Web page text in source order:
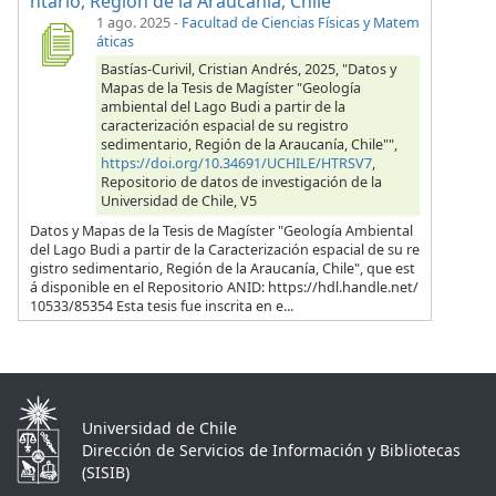
1 ago. 2025- Facultad de Ciencias Físicas y Matem
áticas
Bastías-Curivil, Cristian Andrés, 2025, "Datos y
Mapas de la Tesis de Magíster "Geología
ambiental del Lago Budi a partir de la
caracterización espacial de su registro
sedimentario, Región de la Araucanía, Chile"",
https://doi.org/10.34691/UCHILE/HTRSV7,
Repositorio de datos de investigación de la
Universidad de Chile, V5
Datos y Mapas de la Tesis de Magíster "Geología Ambiental
del Lago Budi a partir de la Caracterización espacial de su re
gistro sedimentario, Región de la Araucanía, Chile", que est
á disponible en el Repositorio ANID: https://hdl.handle.net/
10533/85354 Esta tesis fue inscrita en e...
Universidad de Chile
Dirección de Servicios de Información y Bibliotecas
(SISIB)